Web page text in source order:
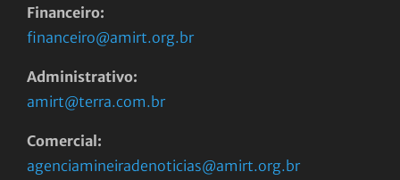
Financeiro:
financeiro@amirt.org.br
Administrativo:
amirt@terra.com.br
Comercial:
agenciamineiradenoticias@amirt.org.br